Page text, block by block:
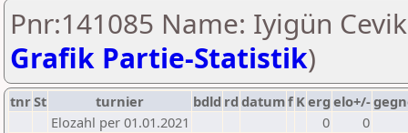
Pnr:141085 Name: Iyigün
Grafik Partie-Statistik)
tnrSt turnier bdld rd datumf Kerg elo+/-
Elozahl per 01.01.2021
0
0